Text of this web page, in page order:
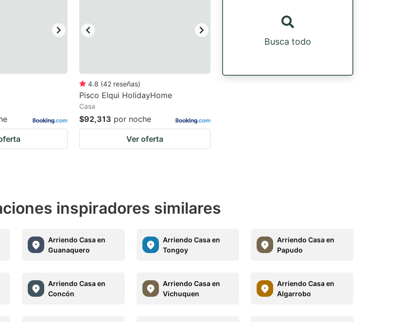
4.8 (42 reseñas)
Pisco Elqui HolidayHome
Casa
$92,313 por noche
Ver oferta
Busca todo
inspiradores similares
Arriendo Casa en
Guanaquero
Arriendo Casa en
Tongoy
Arriendo Casa en
Papudo
Arriendo Casa en
Concón
Arriendo Casa en
Vichuquen
Arriendo Casa en
Algarrobo